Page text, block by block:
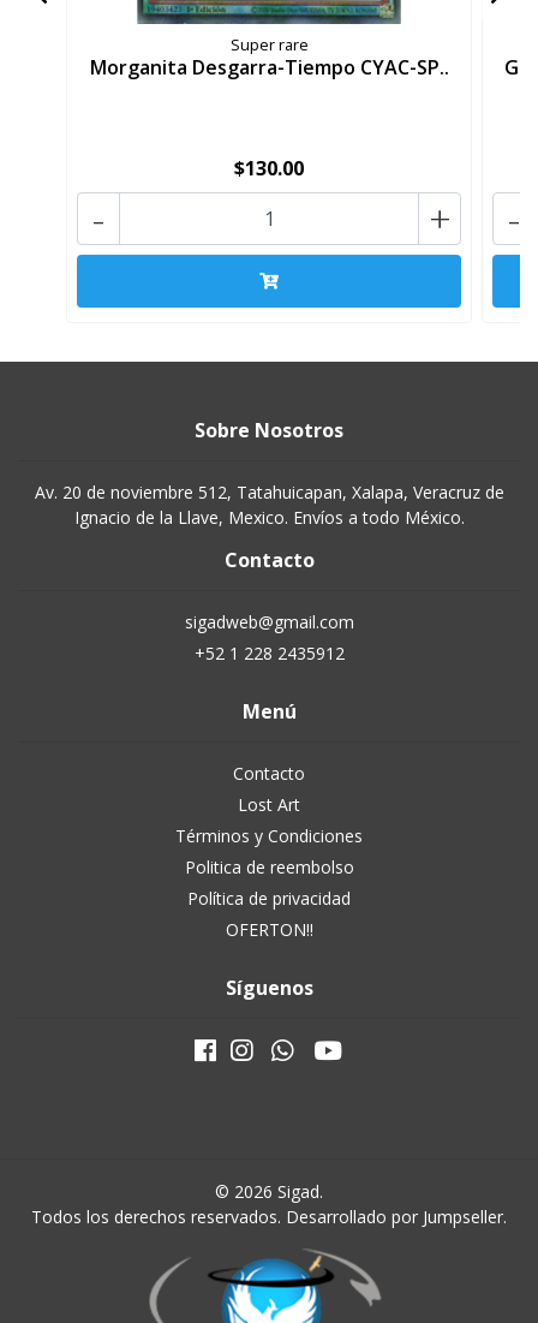
Super rare
Morganita Desgarra-Tiempo CYAC-SP..
$130.00
+
- -
Sobre Nosotros
Av. 20 de noviembre 512, Tatahuicapan, Xalapa, Veracruz de
Ignacio de la Llave, Mexico. Envíos a todo México.
Contacto
sigadweb@gmail.com
+52 1 228 2435912
Menú
Contacto
Lost Art
Términos y Condiciones
Politica de reembolso
Política de privacidad
OFERTON!!
Síguenos
© 2026 Sigad.
Todos los derechos reservados. Desarrollado por Jumpseller.